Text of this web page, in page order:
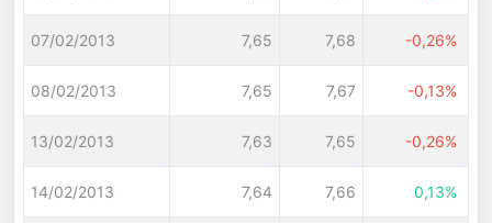
07/02/2013 7,65 7,68 -0,26%
08/02/2013 7,65 7,67 -0,13%
13/02/2013 7,63 7,65 -0,26%
14/02/2013 7,64 7,66 0,13%